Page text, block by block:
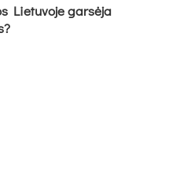
Lietuvoje garsėja